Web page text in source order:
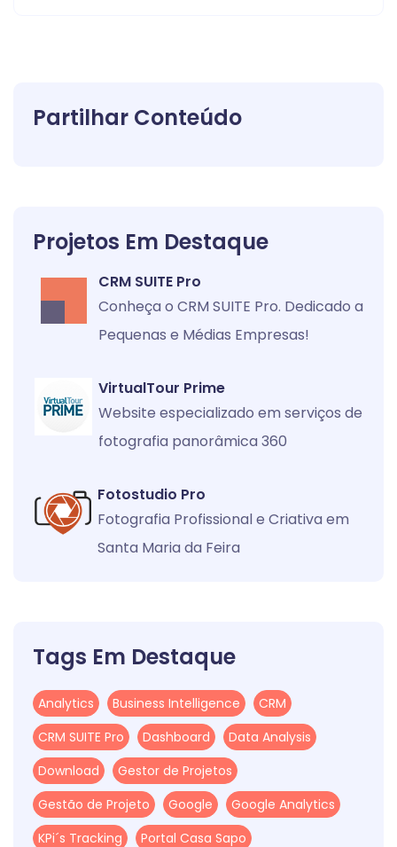
Partilhar Conteúdo
Projetos Em Destaque
CRM SUITE Pro
Conheça o CRM SUITE Pro. Dedicado a
Pequenas e Médias Empresas!
VirtualTour Prime
Website especializado em serviços de
fotografia panorâmica 360
Fotostudio Pro
Fotografia Profissional e Criativa em
Santa Maria da Feira
Tags Em Destaque
Analytics Business Intelligence
CRM
CRM SUITE Pro
Dashboard
Data Analysis
Download
Gestor de Projetos
Gestão de Projeto
Google
Google Analytics
KPi´s Tracking
Portal Casa Sapo